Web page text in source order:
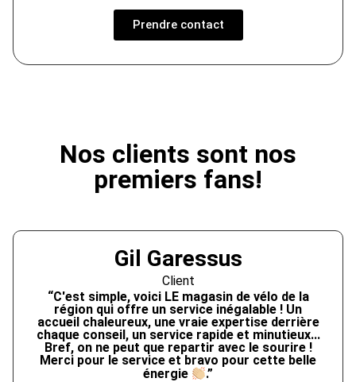
Prendre contact
Nos clients sont nos
premiers fans!
Gil Garessus
Client
“C'est simple, voici LE magasin de vélo de la
région qui offre un service inégalable ! Un
accueil chaleureux, une vraie expertise derrière
chaque conseil, un service rapide et minutieux...
Bref, on ne peut que repartir avec le sourire !
Merci pour le service et bravo pour cette belle
énergie
.”